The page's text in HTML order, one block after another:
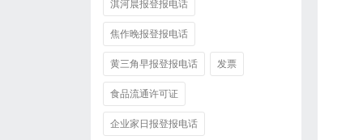
淇河晨报登报电话
焦作晚报登报电话
黄三角早报登报电话 发票
食品流通许可证
企业家日报登报电话